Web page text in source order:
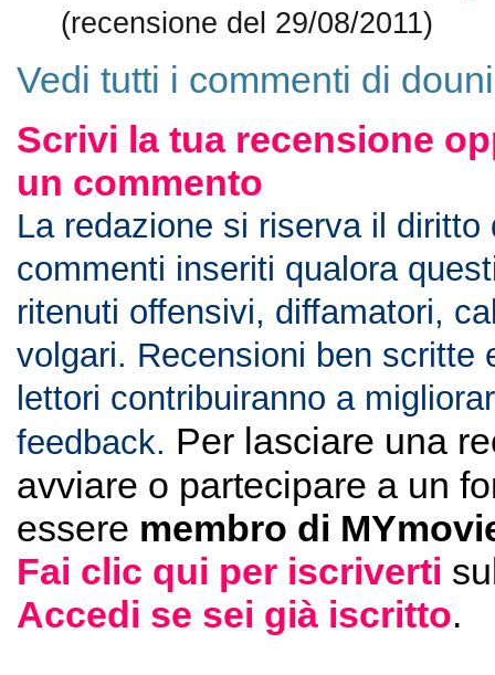
(recensione del 29/08/2011)
Vedi tutti i commenti di
Scrivi la tua recensione
un commento
La redazione si riserva il diritto
commenti inseriti qualora
ritenuti offensivi, diffamatori,
volgari. Recensioni ben scritte
lettori contribuiranno a
feedback. Per lasciare una
avviare o partecipare a un
essere membro di
Fai clic qui per iscriverti
Accedi se sei già iscritto.